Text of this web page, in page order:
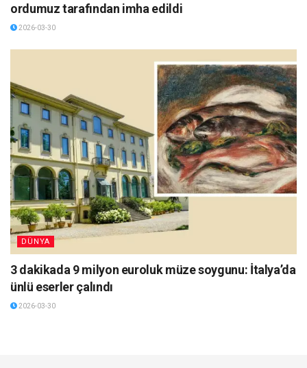
ordumuz tarafından imha edildi
2026-03-30
DÜNYA
3 dakikada 9 milyon euroluk müze soygunu: İtalya’da
ünlü eserler çalındı
2026-03-30